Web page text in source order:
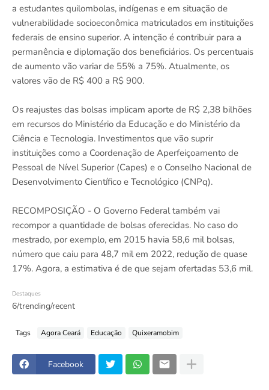
a estudantes quilombolas, indígenas e em situação de
vulnerabilidade socioeconômica matriculados em instituições
federais de ensino superior. A intenção é contribuir para a
permanência e diplomação dos beneficiários. Os percentuais
de aumento vão variar de 55% a 75%. Atualmente, os
valores vão de R$ 400 a R$ 900.
Os reajustes das bolsas implicam aporte de R$ 2,38 bilhões
em recursos do Ministério da Educação e do Ministério da
Ciência e Tecnologia. Investimentos que vão suprir
instituições como a Coordenação de Aperfeiçoamento de
Pessoal de Nível Superior (Capes) e o Conselho Nacional de
Desenvolvimento Científico e Tecnológico (CNPq).
RECOMPOSIÇÃO - O Governo Federal também vai
recompor a quantidade de bolsas oferecidas. No caso do
mestrado, por exemplo, em 2015 havia 58,6 mil bolsas,
número que caiu para 48,7 mil em 2022, redução de quase
17%. Agora, a estimativa é de que sejam ofertadas 53,6 mil.
Destaques
6/trending/recent
Tags Agora Ceará Educação Quixeramobim
Facebook